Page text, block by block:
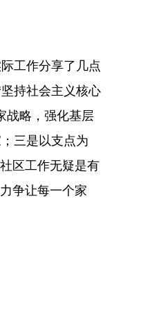
工作分享了几点
持社会主义核心
战略，强化基层
三是以支点为
区工作无疑是有
争让每一个家